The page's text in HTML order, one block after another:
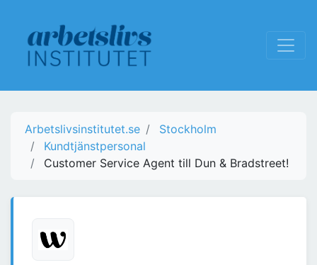
Arbetslivsinstitutet.se
Stockholm
Kundtjänstpersonal
Customer Service Agent till Dun & Bradstreet!